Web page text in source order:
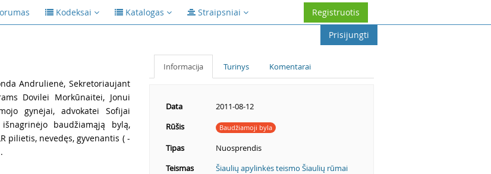
Kodeksai Katalogas Straipsniai
Registruotis
Prisijungti
Andrulienė, Sekretoriaujant
Dovilei Morkūnaitei, Jonui
gynėjai, advokatei Sofijai
baudžiamąją bylą,
pilietis, nevedęs, gyvenantis ( -
Informacija Turinys Komentarai
Data
2011-08-12
Rūšis
Baudžiamoji byla
Tipas
Nuosprendis
Teismas
Šiaulių apylinkės teismo Šiaulių rūmai